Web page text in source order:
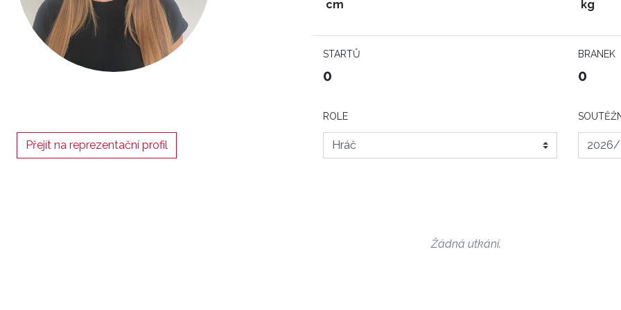
cm kg
STARTŮ
0
BRANEK
0
Přejít na reprezentační profil
ROLE
Žádná utkání.